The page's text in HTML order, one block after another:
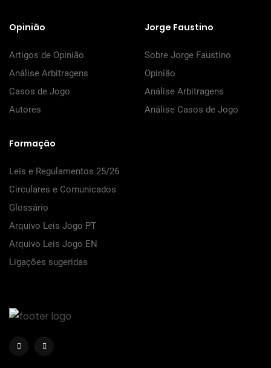
Opinião
Artigos de Opinião
Análise Arbitragens
Casos de Jogo
Autores
Jorge Faustino
Sobre Jorge Faustino
Opinião
Análise Arbitragens
Análise Casos de Jogo
Formação
Leis e Regulamentos 25/26
Circulares e Comunicados
Glossário
Arquivo Leis Jogo PT
Arquivo Leis Jogo EN
Ligações sugeridas